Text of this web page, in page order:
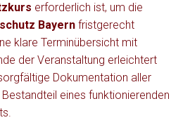
erforderlich ist, um die
Bayern fristgerecht
klare Terminübersicht mit
der Veranstaltung erleichtert
Dokumentation aller
eines funktionierenden